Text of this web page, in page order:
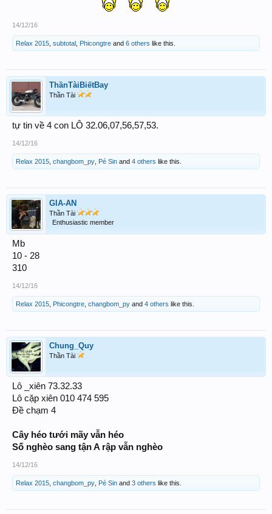
14/12/16
Relax 2015 subtotal Phicongtre and 6 others like this.
ThầnTàiBiếtBay
Thần Tài
tự tin về 4 con LÔ 32.06,07,56,57,53.
14/12/16
Relax 2015 changbom_py Pé Sin and 4 others like this.
GIA-AN
Thần Tài
Enthusiastic member
Mb
10 - 28
310
14/12/16
Relax 2015 Phicongtre changbom_py and 4 others like this.
Chung_Quy
Thần Tài
Lô _xiên 73.32.33
Lô cặp xiên 010 474 595
Đề chạm 4
Cây héo tưới mãy vẫn héo
Số nghèo sang tận A rập vẫn nghèo
14/12/16
Relax 2015 changbom_py Pé Sin and 3 others like this.